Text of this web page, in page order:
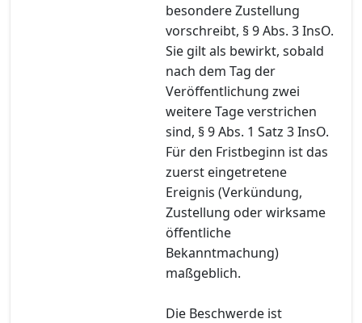
besondere Zustellung
vorschreibt, § 9 Abs. 3 InsO.
Sie gilt als bewirkt, sobald
nach dem Tag der
Veröffentlichung zwei
weitere Tage verstrichen
sind, § 9 Abs. 1 Satz 3 InsO.
Für den Fristbeginn ist das
zuerst eingetretene
Ereignis (Verkündung,
Zustellung oder wirksame
öffentliche
Bekanntmachung)
maßgeblich.
Die Beschwerde ist